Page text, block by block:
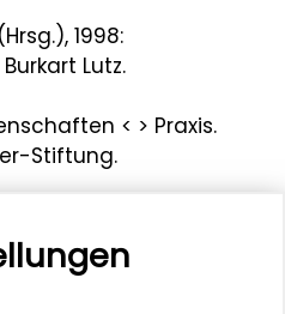
1998:
Lutz.
< > Praxis.
Stiftung.